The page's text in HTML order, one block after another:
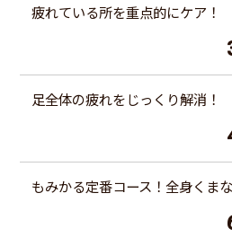
疲れている所を重点的にケア！
足全体の疲れをじっくり解消！
もみかる定番コース！全身くま